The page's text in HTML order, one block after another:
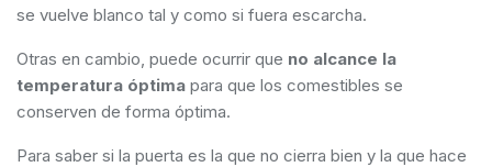
se vuelve blanco tal y como si fuera escarcha.
Otras en cambio, puede ocurrir que no alcance la
temperatura óptima para que los comestibles se
conserven de forma óptima.
Para saber si la puerta es la que no cierra bien y la que hace